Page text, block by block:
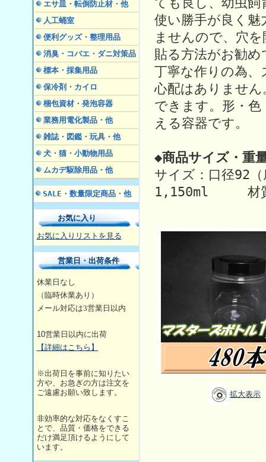
エサ皿・転倒防止材・他
人工蛹室
便利グッズ・整理用品
消臭・コバエ・ダニ対策品
標本・採集用品
保冷剤・カイロ
梱包資材・発泡容器
業務用電化製品・他
雑誌・図鑑・玩具・他
犬・猫・小動物用品
ムカデ駆除用品・他
SALE・数量限定商品・他
お気に入り
お気に入りリストを見る
営業日・出荷条件
休業日なし
（臨時休業あり）
メール対応は3営業日 以内
10営業日以内に出荷
【詳細はこちら】
※出荷日を事前に知りたい
方や、お急ぎの方は注文を
ご遠慮お願い致します。
非効率的な対応をなくすこ
とで、品質・価格をできる
だけ満足頂けるようにして
います。
使い勝手が良く魅
ませんので、穴
貼る方法がお勧
丁寧な作りの為
心配はありませ
できます。形・
える容器です。
◆商品サイズ・重
サイズ：口径92
1,150ml 材質
拡大表示